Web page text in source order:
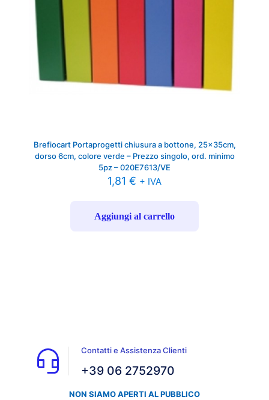
Brefiocart Portaprogetti chiusura a bottone, 25x35cm,
dorso 6cm, colore verde – Prezzo singolo, ord. minimo
5pz – 020E7613/VE
1,81 € + IVA
Aggiungi al carrello
Contatti e Assistenza Clienti
+39 06 2752970
NON SIAMO APERTI AL PUBBLICO